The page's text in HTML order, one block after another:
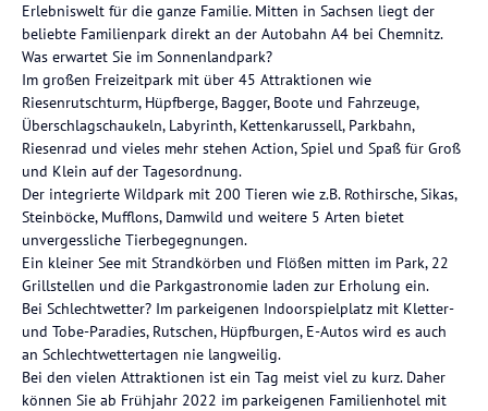
Erlebniswelt für die ganze Familie. Mitten in Sachsen liegt der
beliebte Familienpark direkt an der Autobahn A4 bei Chemnitz.
Was erwartet Sie im Sonnenlandpark?
Im großen Freizeitpark mit über 45 Attraktionen wie
Riesenrutschturm, Hüpfberge, Bagger, Boote und Fahrzeuge,
Überschlagschaukeln, Labyrinth, Kettenkarussell, Parkbahn,
Riesenrad und vieles mehr stehen Action, Spiel und Spaß für Groß
und Klein auf der Tagesordnung.
Der integrierte Wildpark mit 200 Tieren wie z.B. Rothirsche, Sikas,
Steinböcke, Mufflons, Damwild und weitere 5 Arten bietet
unvergessliche Tierbegegnungen.
Ein kleiner See mit Strandkörben und Flößen mitten im Park, 22
Grillstellen und die Parkgastronomie laden zur Erholung ein.
Bei Schlechtwetter? Im parkeigenen Indoorspielplatz mit Kletter-
und Tobe-Paradies, Rutschen, Hüpfburgen, E-Autos wird es auch
an Schlechtwettertagen nie langweilig.
Bei den vielen Attraktionen ist ein Tag meist viel zu kurz. Daher
können Sie ab Frühjahr 2022 im parkeigenen Familienhotel mit